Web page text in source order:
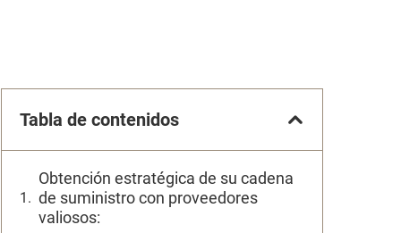
Tabla de contenidos
Obtención estratégica de su cadena
de suministro con proveedores
valiosos: